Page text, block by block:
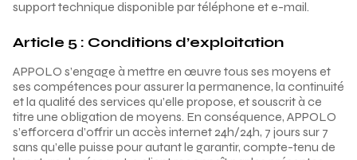
support technique disponible par téléphone et e-mail.
Article 5 : Conditions d’exploitation
APPOLO s’engage à mettre en œuvre tous ses moyens et
ses compétences pour assurer la permanence, la continuité
et la qualité des services qu’elle propose, et souscrit à ce
titre une obligation de moyens. En conséquence, APPOLO
s’efforcera d’offrir un accès internet 24h/24h, 7 jours sur 7
sans qu’elle puisse pour autant le garantir, compte-tenu de